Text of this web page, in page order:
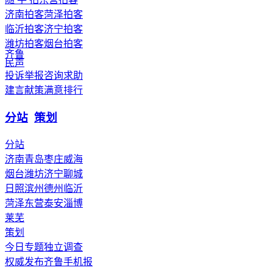
济南拍客菏泽拍客
临沂拍客济宁拍客
潍坊拍客烟台拍客
齐鲁
民声
投诉举报咨询求助
建言献策满意排行
分站 策划
分站
济南青岛枣庄威海
烟台潍坊济宁聊城
日照滨州德州 临沂
菏泽东营泰安淄博
莱芜
策划
今日专题独立调查
权威发布齐鲁手机报